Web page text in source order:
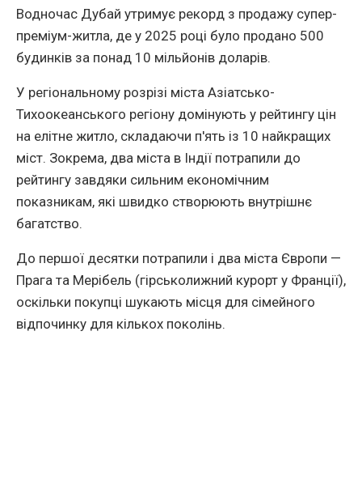
Водночас Дубай утримує рекорд з продажу супер-
преміум-житла, де у 2025 році було продано 500
будинків за понад 10 мільйонів доларів.
У регіональному розрізі міста Азіатсько-
Тихоокеанського регіону домінують у рейтингу цін
на елітне житло, складаючи п'ять із 10 найкращих
міст. Зокрема, два міста в Індії потрапили до
рейтингу завдяки сильним економічним
показникам, які швидко створюють внутрішнє
багатство.
До першої десятки потрапили і два міста Європи —
Прага та Мерібель (гірськолижний курорт у Франції),
оскільки покупці шукають місця для сімейного
відпочинку для кількох поколінь.